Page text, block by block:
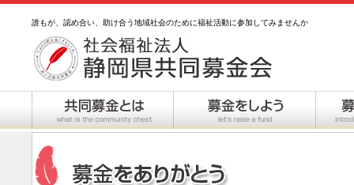
誰もが、認め合い、助け合う地域社会のために福祉活動に参加してみませんか